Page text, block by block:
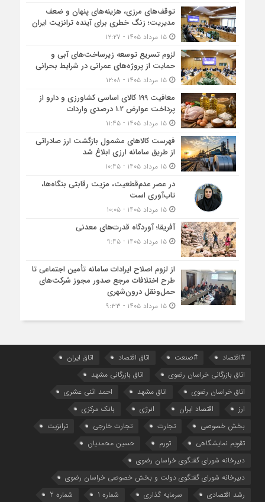
توقف‌های مرزی، هزینه‌های پنهان و ضعف
مدیریت؛ زنگ خطری برای آینده ترانزیت ایران
۱۵ مرداد ۱۴۰۵ - ۱۲:۲۷
لزوم تسریع توسعه زیرساخت‌های آبی و
حمایت از پروژه‌های عمرانی در شرایط بحرانی
۱۵ مرداد ۱۴۰۵ - ۱۲:۰۸
معافیت 199 کالای اساسی کشاورزی و دارو از
پرداخت عوارض 1.2 درصدی واردات
۱۵ مرداد ۱۴۰۵ - ۱۱:۴۵
فهرست کالاهای مشمول بازگشت ارز صادراتی
از طریق سامانه ارزی ابلاغ شد
۱۵ مرداد ۱۴۰۵ - ۱۰:۴۵
در عصر عدم‌قطعیت، مزیت رقابتی بنگاه‌ها،
تاب‌آوری است
۱۵ مرداد ۱۴۰۵ - ۱۰:۰۵
آفریقا؛ آوردگاه قدرت‌های معدنی
۱۵ مرداد ۱۴۰۵ - ۹:۴۵
از لزوم اصلاح ایرادات سامانه تأمین اجتماعی تا
طرح اختلافات مرجع صدور مجوز شرکت‌های
حمل‌ونقل درون‌شهری
۱۵ مرداد ۱۴۰۵ - ۹:۳۳
#اقتصاد #صنعت اتاق اقتصاد
اتاق ایران
اتاق بازرگانی خراسان رضوی
اتاق بازرگانی مشهد
اتاق خراسان رضوی
اتاق مشهد
احمد اثنی عشری
ارز
اقتصاد ایران انرژی
بانک مرکزی
بخش خصوصی
تجارت تجارت خارجی
ترانزیت
تقویم نمایشگاهی
تورم
حسین محمدیان
دبیرخانه شورای گفتگوی خراسان رضوی
دبیرخانه شورای گفتگوی دولت و بخش خصوصی خراسان رضوی
رشد اقتصادی
سرمایه گذاری شماره 1 شماره 2